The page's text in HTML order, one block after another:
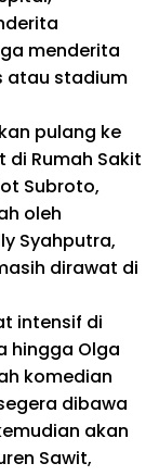
menderita
atau stadium
pulang ke
Rumah Sakit
Subroto,
oleh
Syahputra,
dirawat di
intensif di
hingga Olga
komedian
dibawa
akan
Sawit,